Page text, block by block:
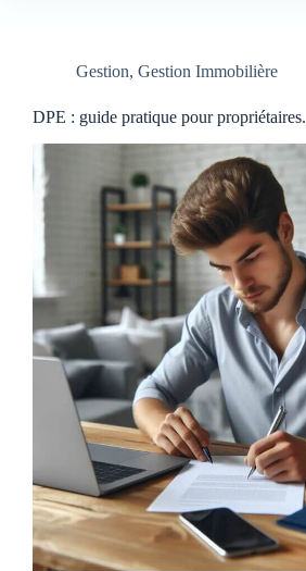
Gestion, Gestion Immobilière
DPE : guide pratique pour propriétaires.